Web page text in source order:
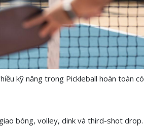
kỹ năng trong Pickleball hoàn toàn có
bóng, volley, dink và third-shot drop.